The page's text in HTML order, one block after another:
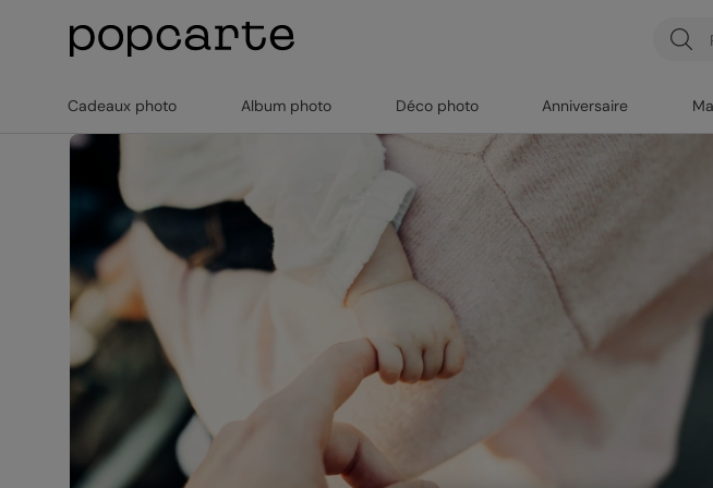
Cadeaux photo Album photo Déco photo Anniversaire